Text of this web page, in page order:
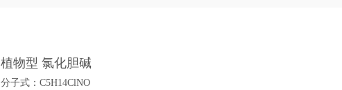
植物型 氯化胆碱
分子式：C5H14ClNO